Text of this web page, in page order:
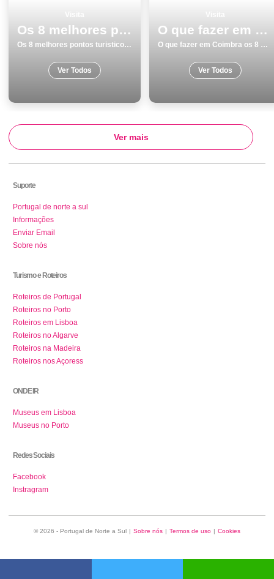
Os 8 melhores pontos turisticos para visitar em Coimbra
Os 8 melhores pontos turisticos para visitar em Coimbra
Ver Todos
O que fazer em Coimbra os 8 melhores sitios para visitar na cidade
O que fazer em Coimbra os 8 melhores sitios para visitar na cidade
Ver Todos
Ver mais
Suporte
Portugal de norte a sul
Informações
Enviar Email
Sobre nós
Turismo e Roteiros
Roteiros de Portugal
Roteiros no Porto
Roteiros em Lisboa
Roteiros no Algarve
Roteiros na Madeira
Roteiros nos Açoress
ONDE IR
Museus em Lisboa
Museus no Porto
Redes Sociais
Facebook
Instragram
© 2026 - Portugal de Norte a Sul | Sobre nós | Termos de uso | Cookies